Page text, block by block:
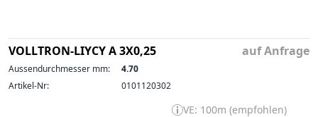
VOLLTRON-LIYCY A 3X0,25 auf Anfrage
Aussendurchmesser mm:
4.70
Artikel-Nr:
0101120302
VE: 100m (empfohlen)